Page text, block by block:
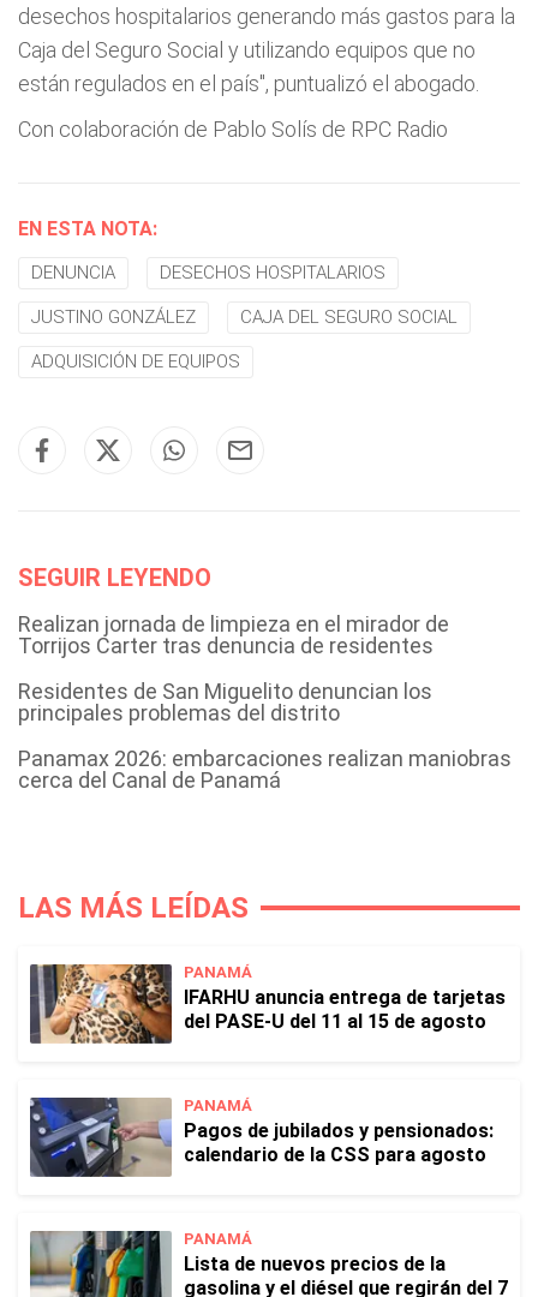
desechos hospitalarios generando más gastos para la
Caja del Seguro Social y utilizando equipos que no
están regulados en el país", puntualizó el abogado.
Con colaboración de Pablo Solís de RPC Radio
EN ESTA NOTA:
DENUNCIA DESECHOS HOSPITALARIOS
JUSTINO GONZÁLEZ CAJA DEL SEGURO SOCIAL
ADQUISICIÓN DE EQUIPOS
SEGUIR LEYENDO
Realizan jornada de limpieza en el mirador de
Torrijos Carter tras denuncia de residentes
Residentes de San Miguelito denuncian los
principales problemas del distrito
Panamax 2026: embarcaciones realizan maniobras
cerca del Canal de Panamá
LAS MÁS LEÍDAS
PANAMÁ
IFARHU anuncia entrega de tarjetas
del PASE-U del 11 al 15 de agosto
PANAMÁ
Pagos de jubilados y pensionados:
calendario de la CSS para agosto
PANAMÁ
Lista de nuevos precios de la
gasolina y el diésel que regirán del 7